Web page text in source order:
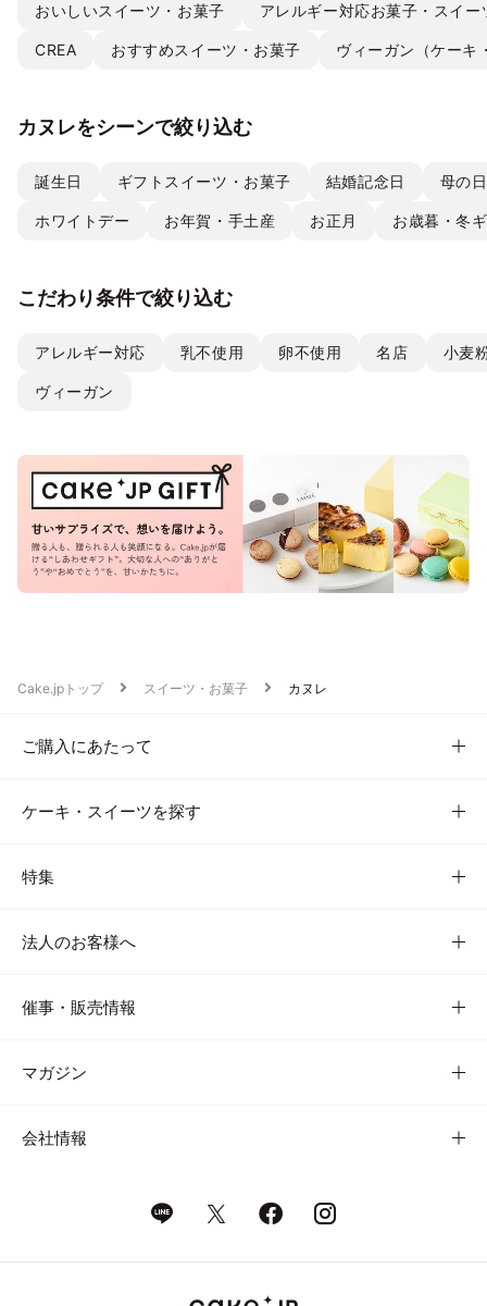
おいしいスイーツ・お菓子 アレルギー対応お菓子・スイー
CREA おすすめスイーツ・お菓子 ヴィーガン（ケーキ
カヌレをシーンで絞り込む
誕生日 ギフトスイーツ・お菓子 結婚記念日 母の日
ホワイトデー お年賀・手土産 お正月 お歳暮・冬
こだわり条件で絞り込む
アレルギー対応 乳不使用 卵不使用 名店 小麦
ヴィーガン
Cake.jpトップ スイーツ・お菓子 カヌレ
ご購入にあたって
ケーキ・スイーツを探す
特集
法人のお客様へ
催事・販売情報
マガジン
会社情報